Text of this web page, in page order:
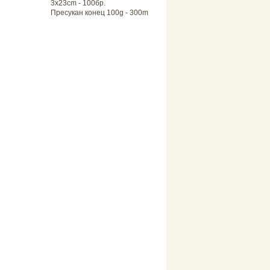
3x23cm - 100бр.
Пресукан конец 100g - 300m